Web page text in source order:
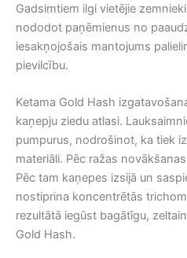
Gadsimtiem ilgi vietējie
nododot paņēmienus no
iesakņojošais mantojums
pievilcību.
Ketama Gold Hash
kaņepju ziedu atlasi.
pumpurus, nodrošinot, ka tiek
materiāli. Pēc ražas
Pēc tam kaņepes izsijā un
nostiprina koncentrētās
rezultātā iegūst bagātīgu,
Gold Hash.